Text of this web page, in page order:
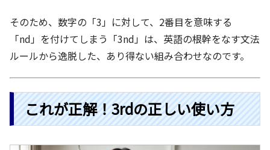
そのため、数字の「3」に対して、2番目を意味する
「nd」を付けてしまう「3nd」は、英語の根幹をなす文法
ルールから逸脱した、あり得ない組み合わせなのです。
これが正解！3rdの正しい使い方